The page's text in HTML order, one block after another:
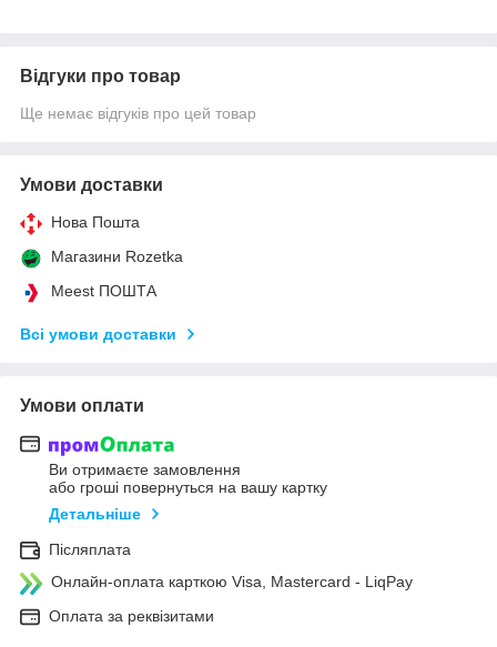
Відгуки про товар
Ще немає відгуків про цей товар
Умови доставки
Нова Пошта
Магазини Rozetka
Meest ПОШТА
Всі умови доставки
Умови оплати
Ви отримаєте замовлення
або гроші повернуться на вашу картку
Детальніше
Післяплата
Онлайн-оплата карткою Visa, Mastercard - LiqPay
Оплата за реквізитами